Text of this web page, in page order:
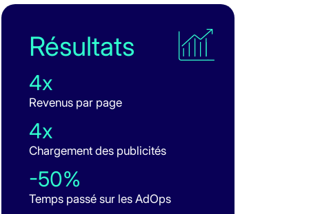
Résultats
4x
Revenus par page
4x
Chargement des publicités
-50%
Temps passé sur les AdOps